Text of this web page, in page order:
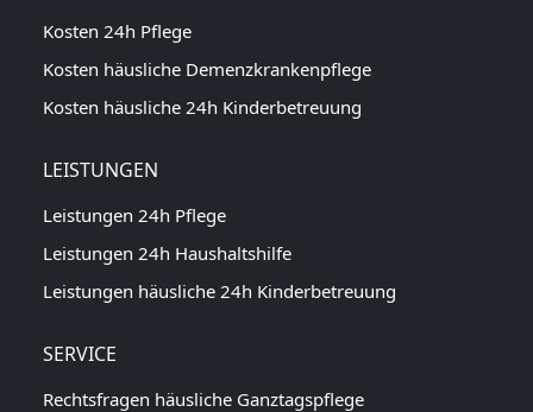
Kosten 24h Pflege
Kosten häusliche Demenzkrankenpflege
Kosten häusliche 24h Kinderbetreuung
LEISTUNGEN
Leistungen 24h Pflege
Leistungen 24h Haushaltshilfe
Leistungen häusliche 24h Kinderbetreuung
SERVICE
Rechtsfragen häusliche Ganztagspflege